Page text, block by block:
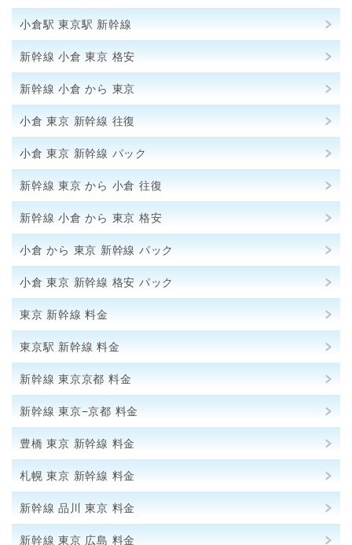
小倉駅 東京駅 新幹線
新幹線 小倉 東京 格安
新幹線 小倉 から 東京
小倉 東京 新幹線 往復
小倉 東京 新幹線 パック
新幹線 東京 から 小倉 往復
新幹線 小倉 から 東京 格安
小倉 から 東京 新幹線 パック
小倉 東京 新幹線 格安 パック
東京 新幹線 料金
東京駅 新幹線 料金
新幹線 東京京都 料金
新幹線 東京−京都 料金
豊橋 東京 新幹線 料金
札幌 東京 新幹線 料金
新幹線 品川 東京 料金
新幹線 東京 広島 料金